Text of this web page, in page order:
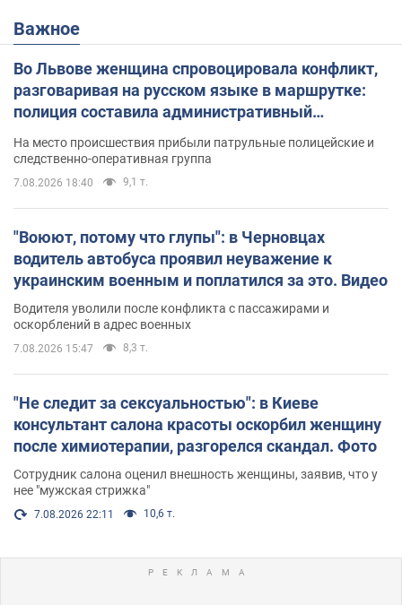
Важное
Во Львове женщина спровоцировала конфликт,
разговаривая на русском языке в маршрутке:
полиция составила административный
На место происшествия прибыли патрульные полицейские и
следственно-оперативная группа
7.08.2026 18:40 9,1 т.
"Воюют, потому что глупы": в Черновцах
водитель автобуса проявил неуважение к
украинским военным и поплатился за это. Видео
Водителя уволили после конфликта с пассажирами и
оскорблений в адрес военных
7.08.2026 15:47 8,3 т.
"Не следит за сексуальностью": в Киеве
консультант салона красоты оскорбил женщину
после химиотерапии, разгорелся скандал. Фото
Сотрудник салона оценил внешность женщины, заявив, что у
нее "мужская стрижка"
7.08.2026 22:11 10,6 т.